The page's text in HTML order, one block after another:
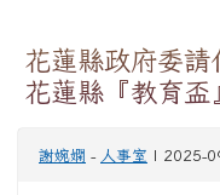
花蓮縣政府委
花蓮縣『教育盃
謝婉嫻 - 人事室 | 2025-